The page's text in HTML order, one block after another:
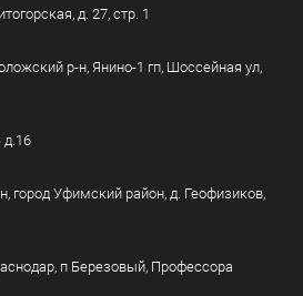
д. 27, стр. 1
р-н, Янино-1 гп, Шоссейная ул,
д.16
город Уфимский район, д. Геофизиков,
п Березовый, Профессора